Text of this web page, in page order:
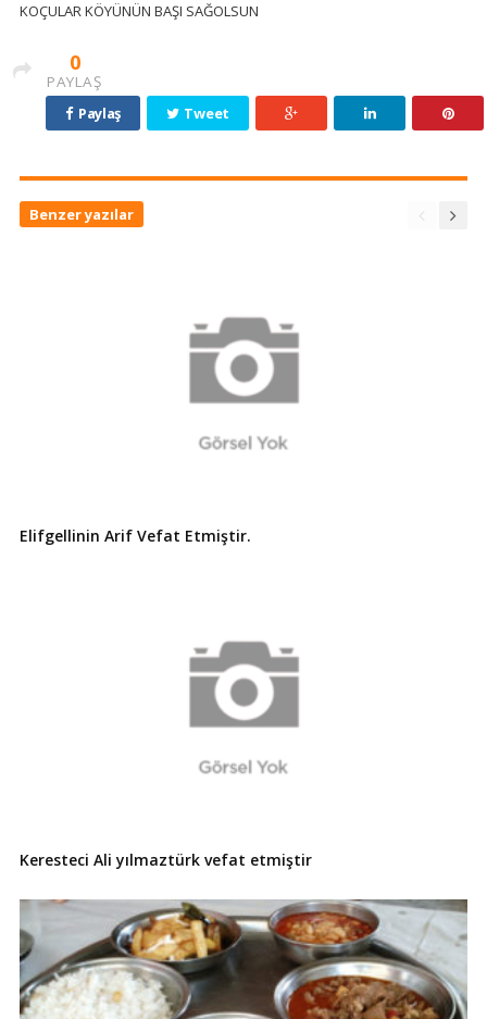
KOÇULAR KÖYÜNÜN BAŞI SAĞOLSUN
0
PAYLAŞ
Paylaş
Tweet
Benzer yazılar
Elifgellinin Arif Vefat Etmiştir.
Keresteci Ali yılmaztürk vefat etmiştir